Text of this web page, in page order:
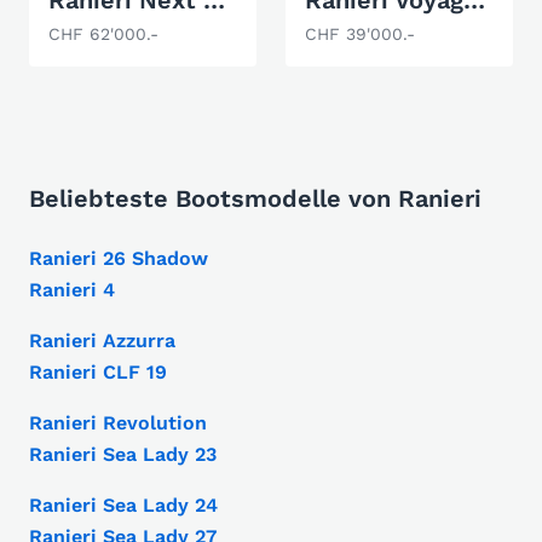
CHF 62'000.- CHF 39'000.-
Beliebteste Bootsmodelle von Ranieri
Ranieri 26 Shadow
Ranieri 4
Ranieri Azzurra
Ranieri CLF 19
Ranieri Revolution
Ranieri Sea Lady 23
Ranieri Sea Lady 24
Ranieri Sea Lady 27